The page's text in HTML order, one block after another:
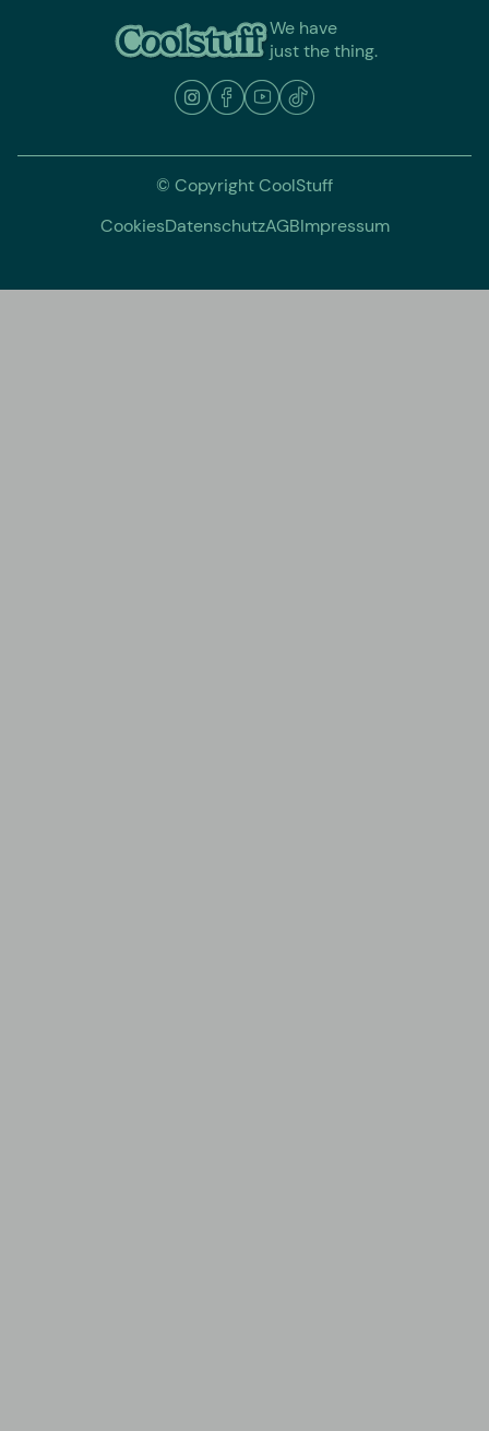
We have
just the thing.
© Copyright CoolStuff
CookiesDatenschutzAGBImpressum